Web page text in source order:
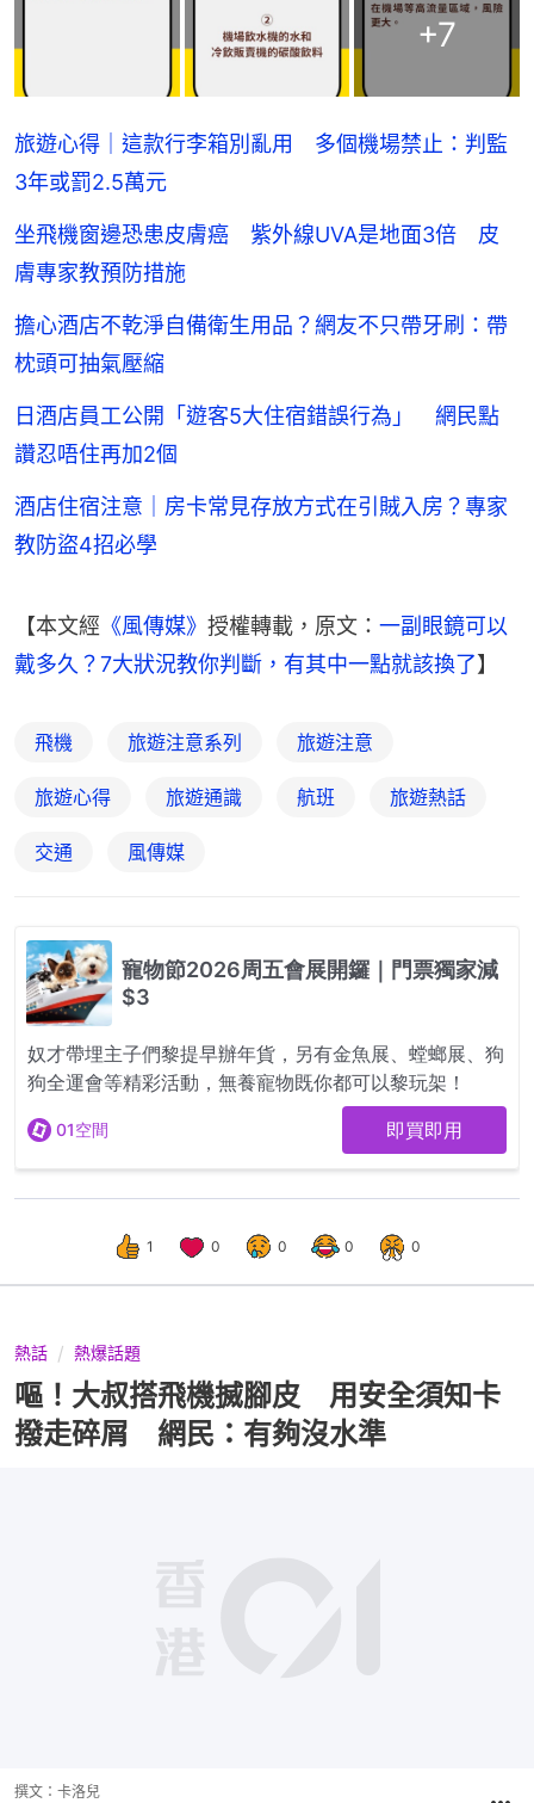
+7
旅遊心得｜這款行李箱別亂用 多個機場禁止：判監
3年或罰2.5萬元
坐飛機窗邊恐患皮膚癌 紫外線UVA是地面3倍 皮
膚專家教預防措施
擔心酒店不乾淨自備衛生用品？網友不只帶牙刷：帶
枕頭可抽氣壓縮
日酒店員工公開「遊客5大住宿錯誤行為」 網民點
讚忍唔住再加2個
酒店住宿注意｜房卡常見存放方式在引賊入房？專家
教防盜4招必學
【本文經 《風傳媒》 授權轉載，原文： 一副眼鏡可以
戴多久？7大狀況教你判斷，有其中一點就該換了】
飛機 旅遊注意系列 旅遊注意
旅遊心得 旅遊通識 航班 旅遊熱話
交通 風傳媒
1 0 0 0 0
熱話 熱爆話題
嘔！大叔搭飛機搣腳皮 用安全須知卡
撥走碎屑 網民：有夠沒水準
撰文： 卡洛兒